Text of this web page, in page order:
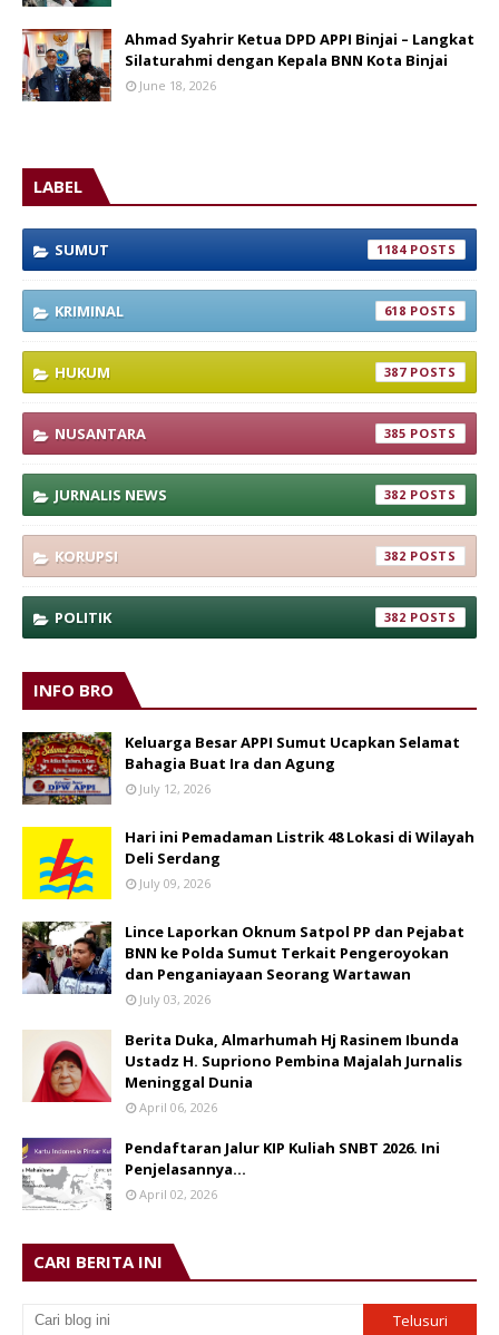
Ahmad Syahrir Ketua DPD APPI Binjai – Langkat
Silaturahmi dengan Kepala BNN Kota Binjai
June 18, 2026
LABEL
SUMUT 1184
KRIMINAL 618
HUKUM 387
NUSANTARA 385
JURNALIS NEWS 382
KORUPSI 382
POLITIK 382
INFO BRO
Keluarga Besar APPI Sumut Ucapkan Selamat
Bahagia Buat Ira dan Agung
July 12, 2026
Hari ini Pemadaman Listrik 48 Lokasi di Wilayah
Deli Serdang
July 09, 2026
Lince Laporkan Oknum Satpol PP dan Pejabat
BNN ke Polda Sumut Terkait Pengeroyokan
dan Penganiayaan Seorang Wartawan
July 03, 2026
Berita Duka, Almarhumah Hj Rasinem Ibunda
Ustadz H. Supriono Pembina Majalah Jurnalis
Meninggal Dunia
April 06, 2026
Pendaftaran Jalur KIP Kuliah SNBT 2026. Ini
Penjelasannya…
April 02, 2026
CARI BERITA INI